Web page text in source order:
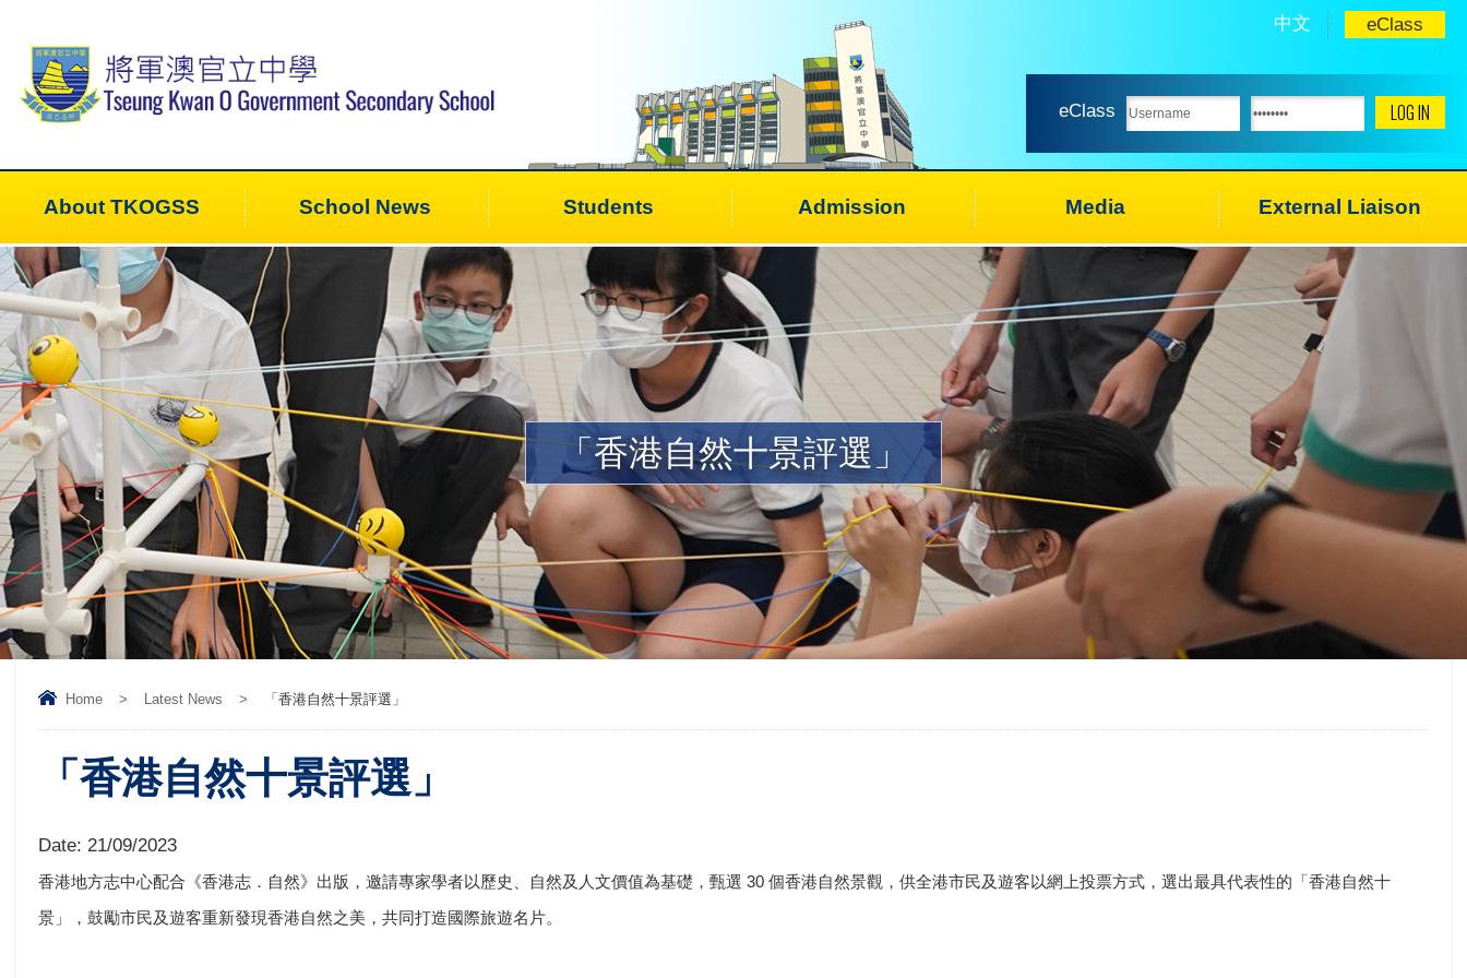
中文 eClass
eClass
About TKOGSS School News Students Admission Media External Liaison
「香港自然十景評選」
Home > Latest News > 「香港自然十景評選」
「香港自然十景評選」
Date: 21/09/2023
香港地方志中心配合《香港志．自然》出版，邀請專家學者以歷史、自然及人文價值為基礎，甄選 30 個香港自然景觀，供全港市民及遊客以網上投票方式，選出最具代表性的「香港自然十
景」，鼓勵市民及遊客重新發現香港自然之美，共同打造國際旅遊名片。